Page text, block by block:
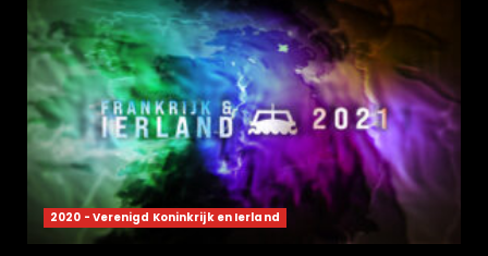
2020 - Verenigd Koninkrijk en Ierland